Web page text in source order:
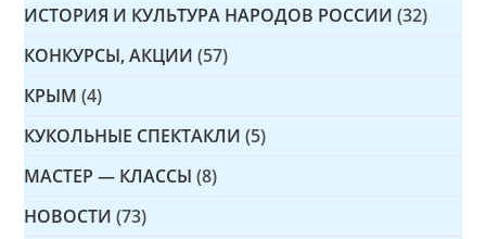
ИСТОРИЯ И КУЛЬТУРА НАРОДОВ РОССИИ (32)
КОНКУРСЫ, АКЦИИ (57)
КРЫМ (4)
КУКОЛЬНЫЕ СПЕКТАКЛИ (5)
МАСТЕР — КЛАССЫ (8)
НОВОСТИ (73)